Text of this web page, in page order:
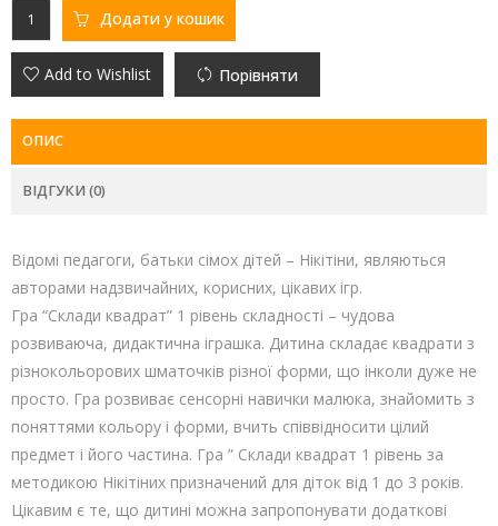
Додати у кошик
Add to Wishlist Порівняти
ОПИС
ВІДГУКИ (0)
Відомі педагоги, батьки сімох дітей – Нікітіни, являються
авторами надзвичайних, корисних, цікавих ігр.
Гра “Склади квадрат” 1 рівень складності – чудова
розвиваюча, дидактична іграшка. Дитина складає квадрати з
різнокольорових шматочків різної форми, що інколи дуже не
просто. Гра розвиває сенсорні навички малюка, знайомить з
поняттями кольору і форми, вчить співвідносити цілий
предмет і його частина. Гра ” Склади квадрат 1 рівень за
методикою Нікітіних призначений для діток від 1 до 3 років.
Цікавим є те, що дитині можна запропонувати додаткові